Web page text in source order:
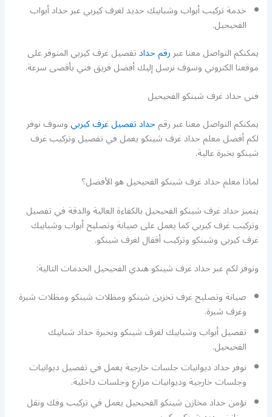
خدمة تركيب أبواب وشبابيك حديد لغرف كيربي عبر حداد أبواب
الفحيحيل.
يمكنكم التواصل معنا عبررقم حدادتفصيل غرف كيربي المتوفر على
موقعنا الكتروني وسوف نرسل إليك أفضل فريق فني بأقصى سرعة.
فني حداد غرف شينكو الفحيحيل
يمكنكم التواصل معنا عبر رقمحداد تفصيل غرف كيربيوسوف نوفر
لكم أفضل معلم حداد غرف شينكو يعمل في تفصيل وتركيب غرف
شينكو بخبرة عالية.
لماذا معلم حداد غرف شينكو الفحيحيل هو الأفضل؟
يتميز حداد غرف شينكو الفحيحيل بالكفاءة العالية والدقة في تفصيل
وتركيب غرف كيربي كما يعمل على صيانة وتصليح أبواب وشبابيك
غرف كيربي وشينكو وتركيب أقفال لغرف شينكو.
ونوفر لكم عبر حداد غرف شينكو هندي الفحيحيل الخدمات التالية:
صيانة وتصليح غرف تخزين شينكو ومظلات شينكو ومظلات شبرة
وغرف شبرة.
تفصيل أبواب وشبابيك لغرف شينكو وبخبرة حداد شبابيك
الفحيحيل.
نوفر حداد ديوانيات جلسات خارجية يعمل في تفصيل ديوانيات
وجلسات خارجية وديوانيات مزارع وجلسات داخلية.
نؤمن حداد مخازن شينكو الفحيحيل يعمل في تركيب وفك ونقل